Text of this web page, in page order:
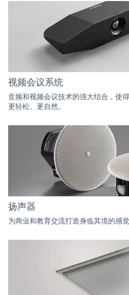
视频会议系统
音频和视频会议技术的强大结合，使
更轻松、更自然。
扬声器
为商业和教育交流打造身临其境的感觉